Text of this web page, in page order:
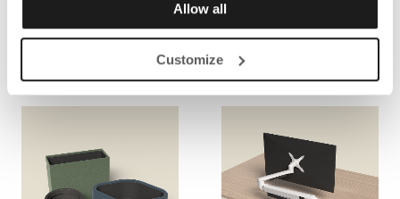
Allow all
Customize
LATTIANSUOJA JA
SEISONTAMATOT